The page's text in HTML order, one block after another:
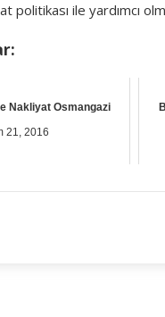
politikası ile yardımcı
Nakliyat Osmangazi
21, 2016